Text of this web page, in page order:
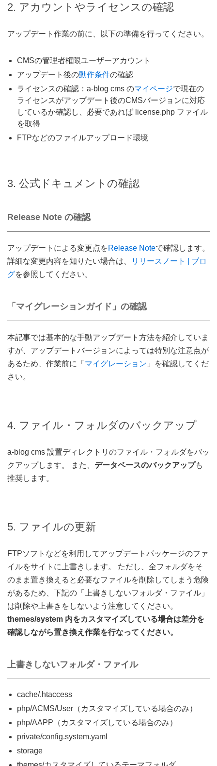
2. アカウントやライセンスの確認
アップデート作業の前に、以下の準備を行ってください。
CMSの管理者権限ユーザーアカウント
アップデート後の動作条件の確認
ライセンスの確認：a-blog cms のマイページで現在の
ライセンスがアップデート後のCMSバージョンに対応
しているか確認し、必要であれば license.php ファイル
を取得
FTPなどのファイルアップロード環境
3. 公式ドキュメントの確認
Release Note の確認
アップデートによる変更点をRelease Noteで確認します。
詳細な変更内容を知りたい場合は、
リリースノート | ブロ
グを参照してください。
「マイグレーションガイド」の確認
本記事では基本的な手動アップデート方法を紹介していま
すが、アップデートバージョンによっては特別な注意点が
あるため、作業前に「 マイグレーション 」を確認してくだ
さい。
4. ファイル・フォルダのバックアップ
a-blog cms 設置ディレクトリのファイル・フォルダをバッ
クアップします。 また、 データベースのバックアップも
推奨します。
5. ファイルの更新
FTPソフトなどを利用してアップデートパッケージのファ
イルをサイトに上書きします。 ただし、全フォルダをそ
のまま置き換えると必要なファイルを削除してしまう危険
があるため、下記の「上書きしないフォルダ・ファイル」
は削除や上書きをしないよう注意してください。
themes/system 内をカスタマイズしている場合は差分を
確認しながら置き換え作業を行なってください。
上書きしないフォルダ・ファイル
cache/.htaccess
php/ACMS/User（カスタマイズしている場合のみ）
php/AAPP（カスタマイズしている場合のみ）
private/config.system.yaml
storage